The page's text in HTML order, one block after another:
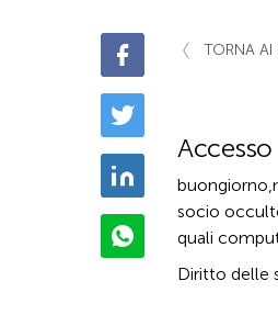
TORNA AI
socio
quali
Diritto delle